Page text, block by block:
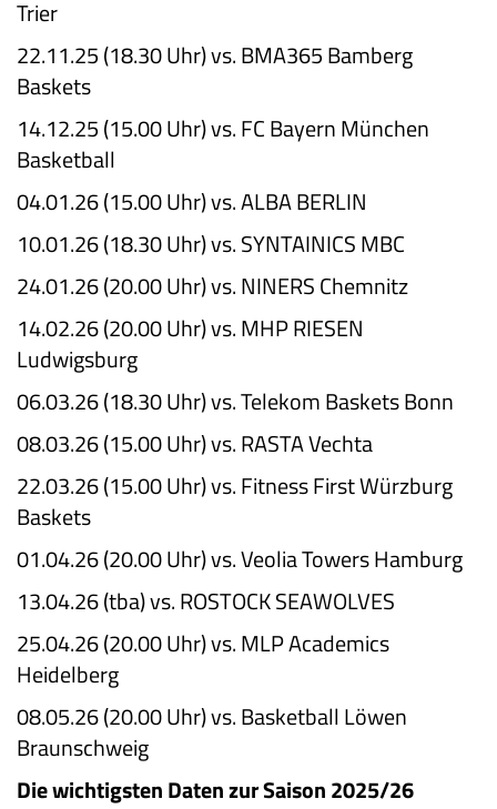
Trier
22.11.25 (18.30 Uhr) vs. BMA365 Bamberg
Baskets
14.12.25 (15.00 Uhr) vs. FC Bayern München
Basketball
04.01.26 (15.00 Uhr) vs. ALBA BERLIN
10.01.26 (18.30 Uhr) vs. SYNTAINICS MBC
24.01.26 (20.00 Uhr) vs. NINERS Chemnitz
14.02.26 (20.00 Uhr) vs. MHP RIESEN
Ludwigsburg
06.03.26 (18.30 Uhr) vs. Telekom Baskets Bonn
08.03.26 (15.00 Uhr) vs. RASTA Vechta
22.03.26 (15.00 Uhr) vs. Fitness First Würzburg
Baskets
01.04.26 (20.00 Uhr) vs. Veolia Towers Hamburg
13.04.26 (tba) vs. ROSTOCK SEAWOLVES
25.04.26 (20.00 Uhr) vs. MLP Academics
Heidelberg
08.05.26 (20.00 Uhr) vs. Basketball Löwen
Braunschweig
Die wichtigsten Daten zur Saison 2025/26